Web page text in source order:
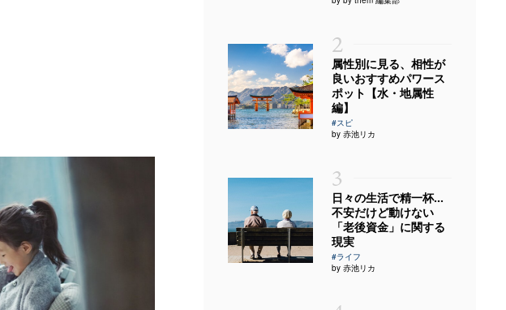
2
属性別に見る、相性が
良いおすすめパワース
ポット【水・地属性
編】
#スピ
by 赤池リカ
3
日々の生活で精一杯…
不安だけど動けない
「老後資金」に関する
現実
#ライフ
by 赤池リカ